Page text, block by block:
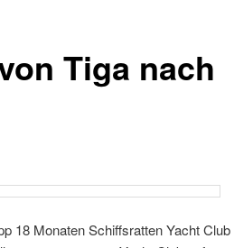
Tiga nach
18 Monaten Schiffsratten Yacht Club